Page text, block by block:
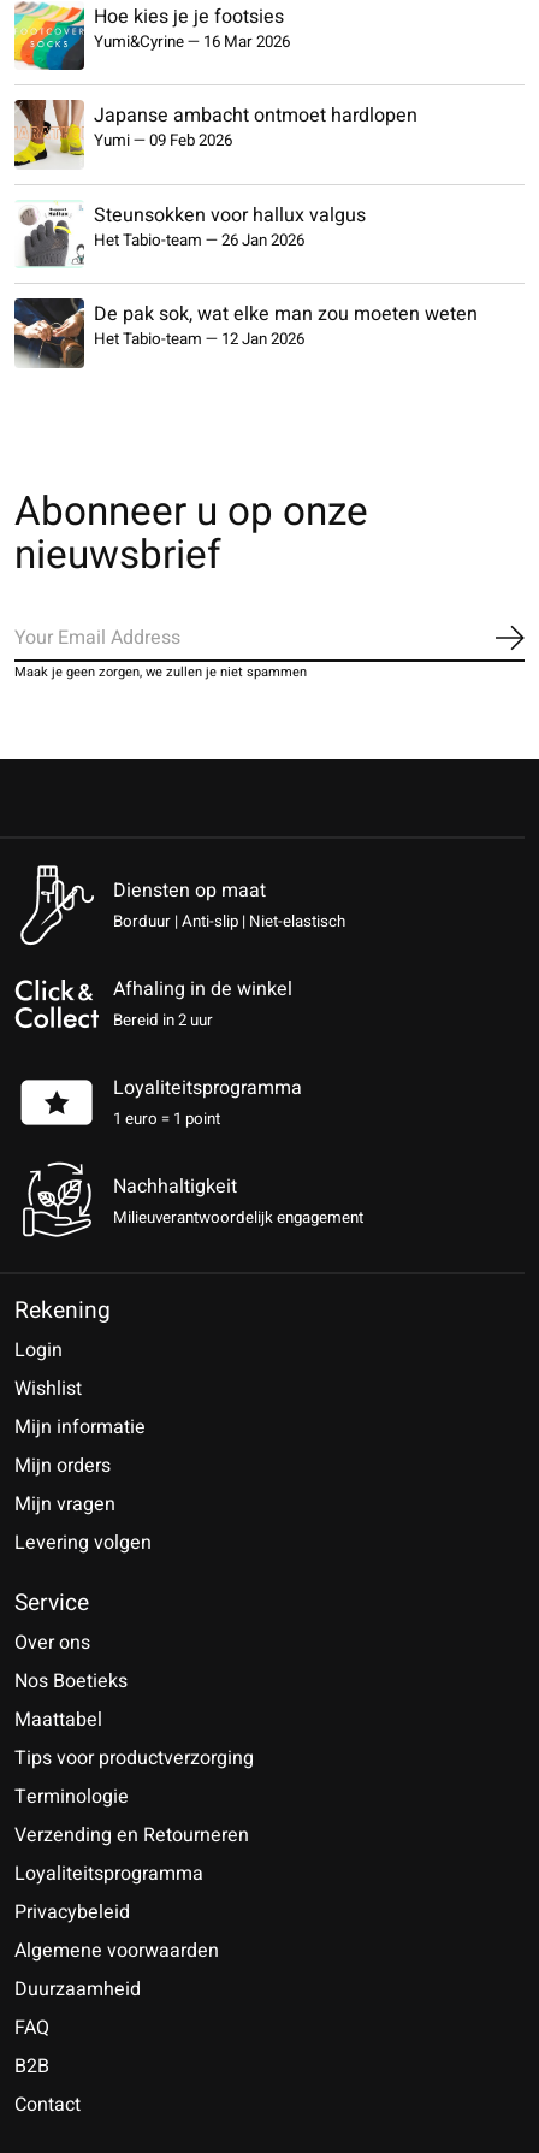
Hoe kies je je footsies
Yumi&Cyrine— 16 Mar 2026
Japanse ambacht ontmoet hardlopen
Yumi—09 Feb 2026
Steunsokken voor hallux valgus
Het Tabio-team —26 Jan 2026
De pak sok, wat elke man zou moeten weten
Het Tabio-team — 12 Jan 2026
Abonneer u op onze
nieuwsbrief
Maak je geen zorgen, we zullen je niet spammen
Diensten op maat
Borduur | Anti-slip | Niet-elastisch
Afhaling in de winkel
Bereid in 2 uur
Loyaliteitsprogramma
1 euro = 1 point
Nachhaltigkeit
Milieuverantwoordelijk engagement
Rekening
Login
Wishlist
Mijn informatie
Mijn orders
Mijn vragen
Levering volgen
Service
Over ons
Nos Boetieks
Maattabel
Tips voor productverzorging
Terminologie
Verzending en Retourneren
Loyaliteitsprogramma
Privacybeleid
Algemene voorwaarden
Duurzaamheid
FAQ
B2B
Contact